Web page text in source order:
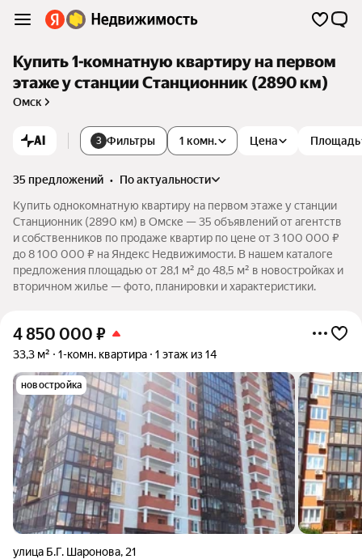
Купить 1-комнатную квартиру на первом
этаже у станции Станционник (2890 км)
Омск
AI 3 Фильтры 1 комн. Цена Площадь
35 предложений •
по актуальности
Купить однокомнатную квартиру на первом этаже у станции
Станционник (2890 км) в Омске — 35 объявлений от агентств
и собственников по продаже квартир по цене от 3 100 000 ₽
до 8 100 000 ₽ на Яндекс Недвижимости. В нашем каталоге
предложения площадью от 28,1 м² до 48,5 м² в новостройках и
вторичном жилье — фото, планировки и характеристики.
4 850 000 ₽
33,3 м² 1-комн. квартира 1 этаж из 14
новостройка
улица Б.Г. Шаронова, 21